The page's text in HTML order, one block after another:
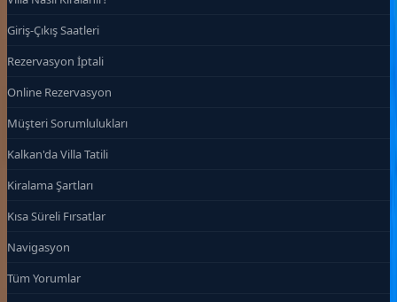
Giriş-Çıkış Saatleri
Rezervasyon İptali
Online Rezervasyon
Müşteri Sorumlulukları
Kalkan'da Villa Tatili
Kiralama Şartları
Kısa Süreli Fırsatlar
Navigasyon
Tüm Yorumlar